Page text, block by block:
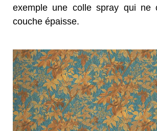
exemple une colle spray qui ne
couche épaisse.